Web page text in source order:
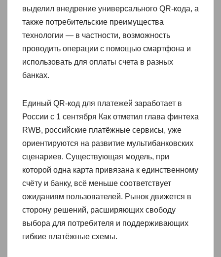
выделил внедрение универсального QR‑кода, а
также потребительские преимущества
технологии — в частности, возможность
проводить операции с помощью смартфона и
использовать для оплаты счета в разных
банках.
Единый QR‑код для платежей заработает в
России с 1 сентября Как отметил глава финтеха
RWB, российские платёжные сервисы, уже
ориентируются на развитие мультибанковских
сценариев. Существующая модель, при
которой одна карта привязана к единственному
счёту и банку, всё меньше соответствует
ожиданиям пользователей. Рынок движется в
сторону решений, расширяющих свободу
выбора для потребителя и поддерживающих
гибкие платёжные схемы.